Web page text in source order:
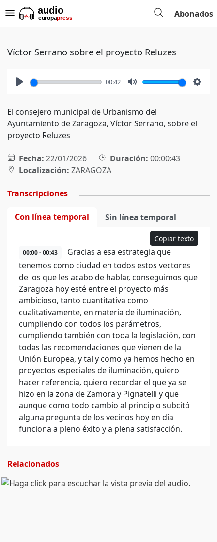
Abonados
Víctor Serrano sobre el proyecto Reluzes
00:42
El consejero municipal de Urbanismo del
Ayuntamiento de Zaragoza, Víctor Serrano, sobre el
proyecto Reluzes
Fecha: 22/01/2026 Duración: 00:00:43
Localización: ZARAGOZA
Transcripciones
Con línea temporal Sin línea temporal
Copiar texto
00:00 - 00:43
Gracias a esa estrategia que
tenemos como ciudad en todos estos vectores
de los que les acabo de hablar, conseguimos que
Zaragoza hoy esté entre el proyecto más
ambicioso, tanto cuantitativa como
cualitativamente, en materia de iluminación,
cumpliendo con todos los parámetros,
cumpliendo también con toda la legislación, con
todas las recomendaciones que vienen de la
Unión Europea, y tal y como ya hemos hecho en
proyectos especiales de iluminación, quiero
hacer referencia, quiero recordar el que ya se
hizo en la zona de Zamora y Pignatelli y que
aunque como todo cambio al principio subcitó
alguna pregunta de los vecinos hoy en día
funciona a pleno éxito y a plena satisfacción.
Relacionados